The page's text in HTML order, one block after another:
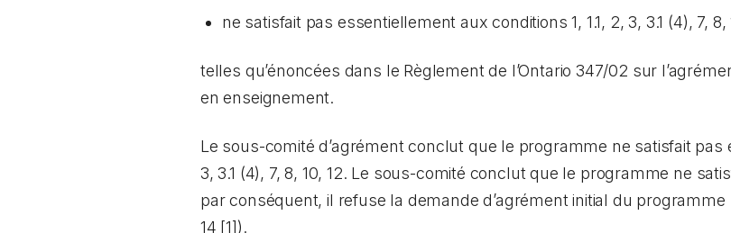
ne satisfait pas essentiellement aux conditions 1, 1.1, 2, 3, 3.1 (4), 7, 8,
telles qu’énoncées dans le Règlement de l’Ontario 347/02 sur
en enseignement.
Le sous-comité d’agrément conclut que le programme ne satisfait pas
3, 3.1 (4), 7, 8, 10, 12. Le sous-comité conclut que le programme ne
par conséquent, il refuse la demande d’agrément initial du programme
14 [1]).